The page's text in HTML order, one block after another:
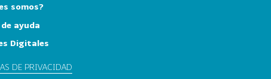
somos?
ayuda
Digitales
DE PRIVACIDAD